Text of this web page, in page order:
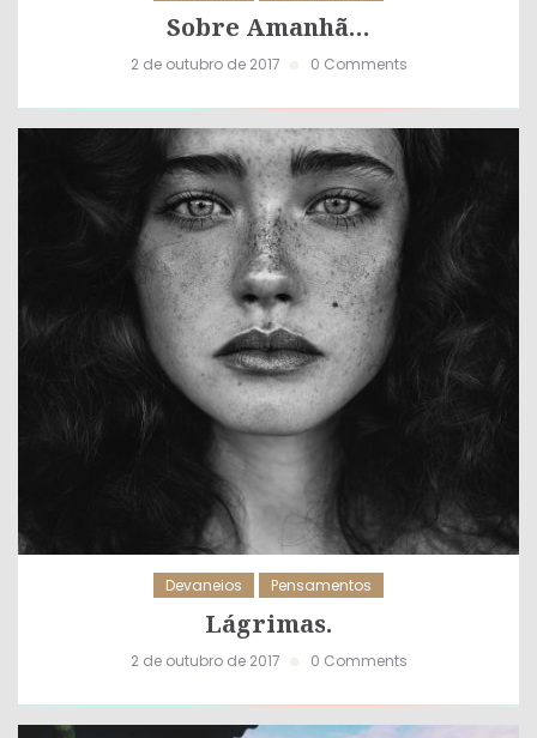
Sobre Amanhã…
2 de outubro de 2017 0 Comments
Devaneios Pensamentos
Lágrimas.
2 de outubro de 2017 0 Comments